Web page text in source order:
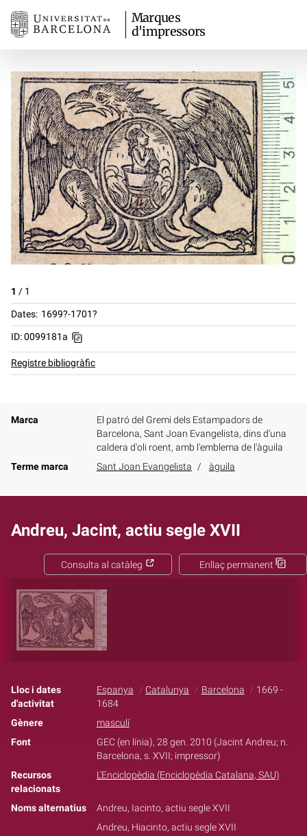
Marques
d'impressors
1 / 1
Dates 1699?-1701?
ID: 0099181a
Registre bibliogràfic
Marca
El patró del Gremi dels Estampadors de
Barcelona, Sant Joan Evangelista, dins d'una
caldera d'oli roent, amb l'emblema de l'àguila
Terme marca
Sant Joan Evangelista àguila
Andreu, Jacint, actiu segle XVII
Enllaç permanent
Consulta al catàleg
Lloc i dates
d'activitat
Espanya Catalunya Barcelona
1669 -
1684
Gènere
masculí
Font
GEC (en línia), 28 gen. 2010 (Jacint Andreu; n.
Barcelona, s. XVII; impressor)
Recursos
relacionats
L'Enciclopèdia (Enciclopèdia Catalana, SAU)
Noms alternatius
Andreu, Iacinto, actiu segle XVII
Andreu, Hiacinto, actiu segle XVII